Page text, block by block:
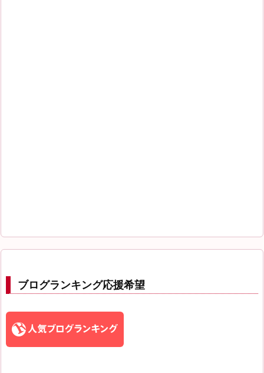
ブログランキング応援希望